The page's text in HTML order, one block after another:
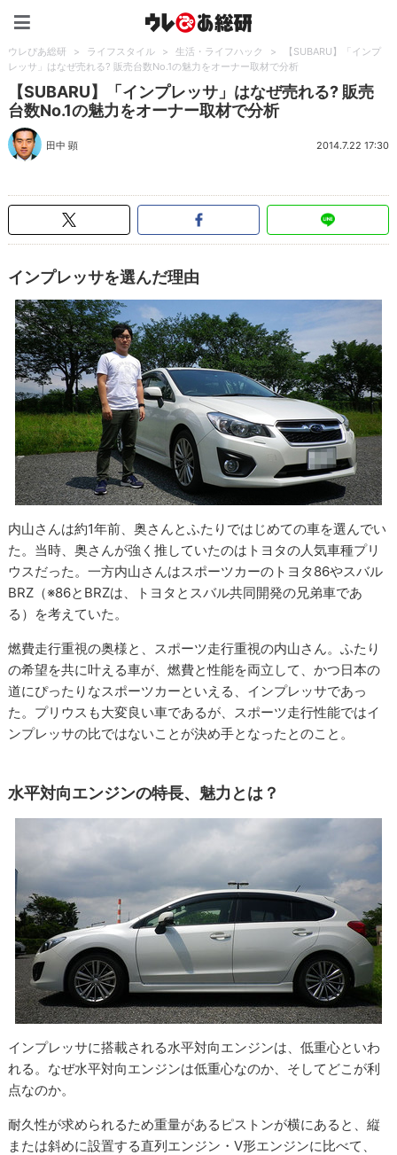
ウレぴあ総研 > ライフスタイル > 生活・ライフハック >
【SUBARU】「インプ
レッサ」はなぜ売れる? 販売台数No.1の魅力をオーナー取材で分析
【SUBARU】「インプレッサ」はなぜ売れる? 販売
台数No.1の魅力をオーナー取材で分析
田中 顕 2014.7.22 17:30
インプレッサを選んだ理由
内山さんは約1年前、奥さんとふたりではじめての車を選んでい
た。当時、奥さんが強く推していたのはトヨタの人気車種プリ
ウスだった。一方内山さんはスポーツカーのトヨタ86やスバル
BRZ（※86とBRZは、トヨタとスバル共同開発の兄弟車であ
る）を考えていた。
燃費走行重視の奥様と、スポーツ走行重視の内山さん。ふたり
の希望を共に叶える車が、燃費と性能を両立して、かつ日本の
道にぴったりなスポーツカーといえる、インプレッサであっ
た。プリウスも大変良い車であるが、スポーツ走行性能ではイ
ンプレッサの比ではないことが決め手となったとのこと。
水平対向エンジンの特長、魅力とは？
インプレッサに搭載される水平対向エンジンは、低重心といわ
れる。なぜ水平対向エンジンは低重心なのか、そしてどこが利
点なのか。
耐久性が求められるため重量があるピストンが横にあると、縦
または斜めに設置する直列エンジン・V形エンジンに比べて、